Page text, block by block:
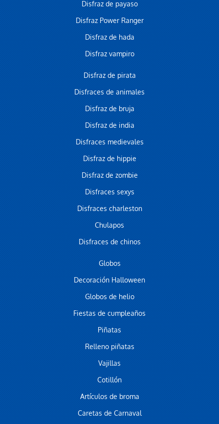
Disfraz de payaso
Disfraz Power Ranger
Disfraz de hada
Disfraz vampiro
Disfraz de pirata
Disfraces de animales
Disfraz de bruja
Disfraz de india
Disfraces medievales
Disfraz de hippie
Disfraz de zombie
Disfraces sexys
Disfraces charleston
Chulapos
Disfraces de chinos
Globos
Decoración Halloween
Globos de helio
Fiestas de cumpleaños
Piñatas
Relleno piñatas
Vajillas
Cotillón
Artículos de broma
Caretas de Carnaval